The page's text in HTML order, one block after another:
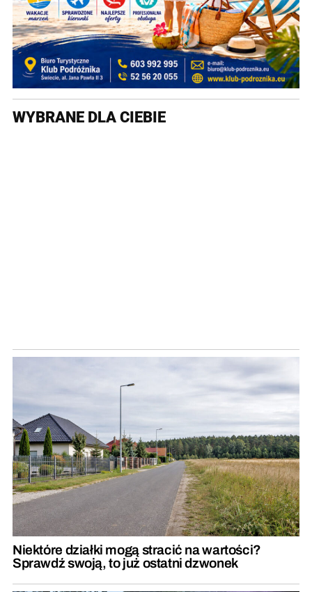
WYBRANE DLA CIEBIE
Niektóre działki mogą stracić na wartości?
Sprawdź swoją, to już ostatni dzwonek